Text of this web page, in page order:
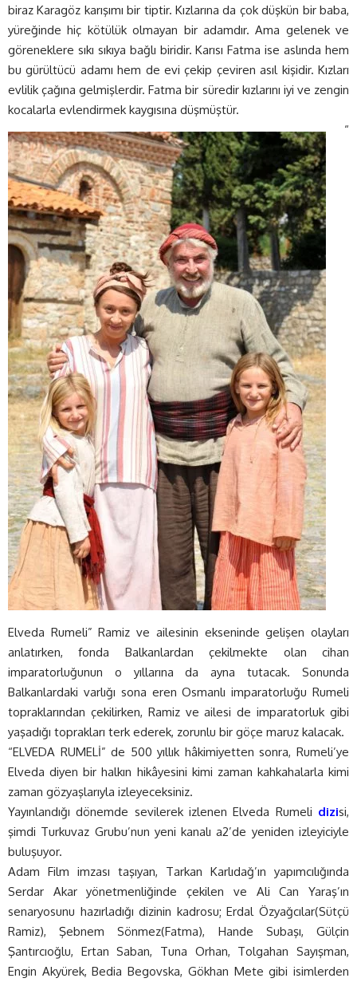
biraz Karagöz karışımı bir tiptir. Kızlarına da çok düşkün bir baba,
yüreğinde hiç kötülük olmayan bir adamdır. Ama gelenek ve
göreneklere sıkı sıkıya bağlı biridir. Karısı Fatma ise aslında hem
bu gürültücü adamı hem de evi çekip çeviren asıl kişidir. Kızları
evlilik çağına gelmişlerdir. Fatma bir süredir kızlarını iyi ve zengin
kocalarla evlendirmek kaygısına düşmüştür.
“
Elveda Rumeli” Ramiz ve ailesinin ekseninde gelişen olayları
anlatırken, fonda Balkanlardan çekilmekte olan cihan
imparatorluğunun o yıllarına da ayna tutacak. Sonunda
Balkanlardaki varlığı sona eren Osmanlı imparatorluğu Rumeli
topraklarından çekilirken, Ramiz ve ailesi de imparatorluk gibi
yaşadığı toprakları terk ederek, zorunlu bir göçe maruz kalacak.
“ELVEDA RUMELİ” de 500 yıllık hâkimiyetten sonra, Rumeli’ye
Elveda diyen bir halkın hikâyesini kimi zaman kahkahalarla kimi
zaman gözyaşlarıyla izleyeceksiniz.
Yayınlandığı dönemde sevilerek izlenen Elveda Rumeli dizisi,
şimdi Turkuvaz Grubu’nun yeni kanalı a2’de yeniden izleyiciyle
buluşuyor.
Adam Film imzası taşıyan, Tarkan Karlıdağ’ın yapımcılığında
Serdar Akar yönetmenliğinde çekilen ve Ali Can Yaraş’ın
senaryosunu hazırladığı dizinin kadrosu; Erdal Özyağcılar(Sütçü
Ramiz), Şebnem Sönmez(Fatma), Hande Subaşı, Gülçin
Şantırcıoğlu, Ertan Saban, Tuna Orhan, Tolgahan Sayışman,
Engin Akyürek, Bedia Begovska, Gökhan Mete gibi isimlerden